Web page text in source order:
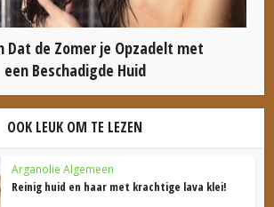
Dat de Zomer je Opzadelt met
een Beschadigde Huid
OOK LEUK OM TE LEZEN
Arganolie Algemeen
Reinig huid en haar met krachtige lava klei!